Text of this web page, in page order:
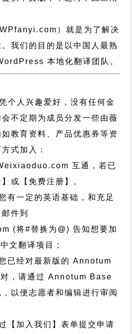
） 就是为了解决
我们的目的是以中国人最熟
本地化翻译团队。
个人兴趣爱好，没有任何金
不定期为成员分发一些由薇
教育资料、产品优惠券等资
式加入：
互通，若已
或【免费注册】。
有一定的英语基础，和充足
件到
(将#替换为@) 告知想要加
文翻译项目；
已经对最新版的 Annotum
，请通过 Annotum Base
以便志愿者和编辑进行审阅
【加入我们】表单提交申请